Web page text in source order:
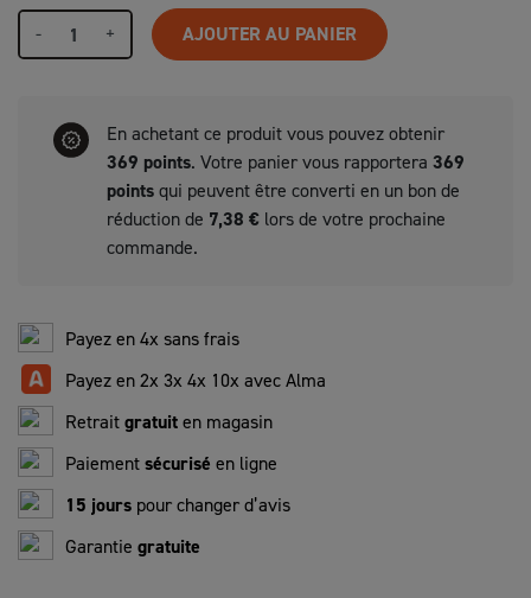
- + AJOUTER AU PANIER
En achetant ce produit vous pouvez obtenir
369 points. Votre panier vous rapportera 369
pointsqui peuvent être converti en un bon de
réduction de 7,38 €lors de votre prochaine
commande.
Payez en 4x sans frais
Payez en 2x 3x 4x 10x avec Alma
Retraitgratuiten magasin
Paiementsécurisé en ligne
15 jours pour changer d’avis
Garantie gratuite